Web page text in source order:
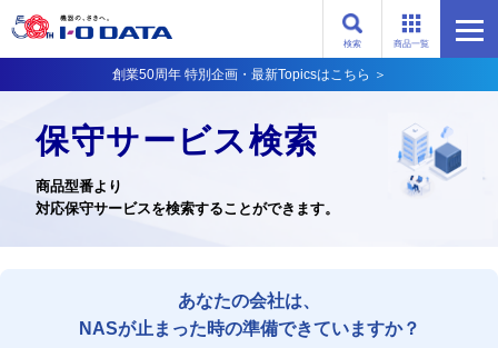
商品一覧
検索
創業50周年 特別企画・最新Topicsはこちら ＞
保守サービス検索
商品型番より
対応保守サービスを検索することができます。
あなたの会社は、
NASが止まった時の準備できていますか？